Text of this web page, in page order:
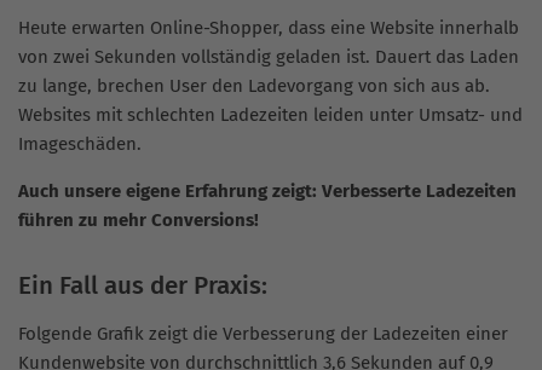
Heute erwarten Online-Shopper, dass eine Website innerhalb
von zwei Sekunden vollständig geladen ist. Dauert das Laden
zu lange, brechen User den Ladevorgang von sich aus ab.
Websites mit schlechten Ladezeiten leiden unter Umsatz- und
Imageschäden.
Auch unsere eigene Erfahrung zeigt: Verbesserte Ladezeiten
führen zu mehr Conversions!
Ein Fall aus der Praxis:
Folgende Grafik zeigt die Verbesserung der Ladezeiten einer
Kundenwebsite von durchschnittlich 3,6 Sekunden auf 0,9